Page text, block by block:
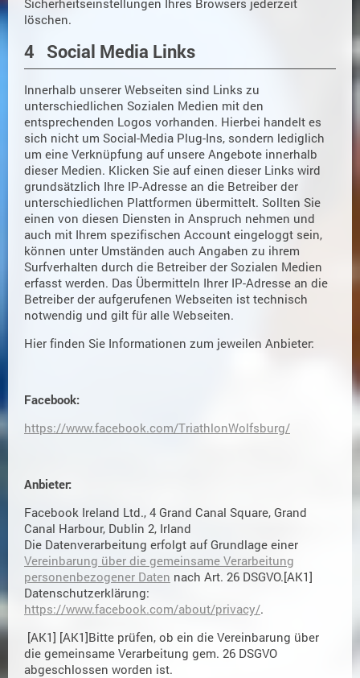
Sicherheitseinstellungen Ihres Browsers jederzeit
löschen.
4 Social Media Links
Innerhalb unserer Webseiten sind Links zu
unterschiedlichen Sozialen Medien mit den
entsprechenden Logos vorhanden. Hierbei handelt es
sich nicht um Social-Media Plug-Ins, sondern lediglich
um eine Verknüpfung auf unsere Angebote innerhalb
dieser Medien. Klicken Sie auf einen dieser Links wird
grundsätzlich Ihre IP-Adresse an die Betreiber der
unterschiedlichen Plattformen übermittelt. Sollten Sie
einen von diesen Diensten in Anspruch nehmen und
auch mit Ihrem spezifischen Account eingeloggt sein,
können unter Umständen auch Angaben zu ihrem
Surfverhalten durch die Betreiber der Sozialen Medien
erfasst werden. Das Übermitteln Ihrer IP-Adresse an die
Betreiber der aufgerufenen Webseiten ist technisch
notwendig und gilt für alle Webseiten.
Hier finden Sie Informationen zum jeweilen Anbieter:
Facebook:
https://www.facebook.com/TriathlonWolfsburg/
Anbieter:
Facebook Ireland Ltd., 4 Grand Canal Square, Grand
Canal Harbour, Dublin 2, Irland
Die Datenverarbeitung erfolgt auf Grundlage einer
Vereinbarung über die gemeinsame Verarbeitung
personenbezogener Daten nach Art. 26 DSGVO.[AK1]
Datenschutzerklärung:
https://www.facebook.com/about/privacy/.
[AK1] [AK1]Bitte prüfen, ob ein die Vereinbarung über
die gemeinsame Verarbeitung gem. 26 DSGVO
abgeschlossen worden ist.